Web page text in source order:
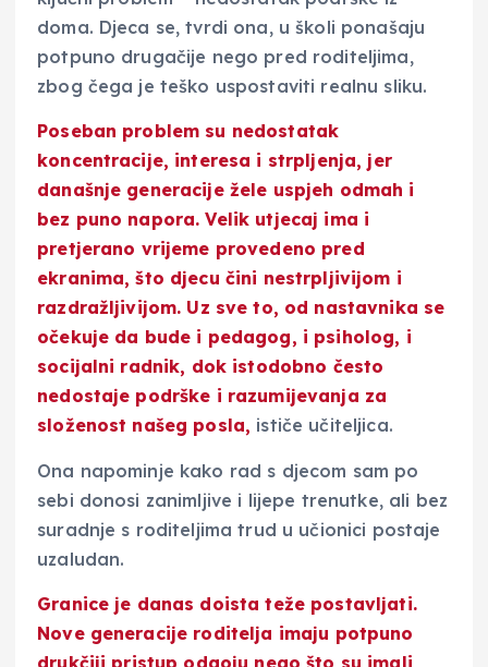
doma. Djeca se, tvrdi ona, u školi ponašaju
potpuno drugačije nego pred roditeljima,
zbog čega je teško uspostaviti realnu sliku.
Poseban problem su nedostatak
koncentracije, interesa i strpljenja, jer
današnje generacije žele uspjeh odmah i
bez puno napora. Velik utjecaj ima i
pretjerano vrijeme provedeno pred
ekranima, što djecu čini nestrpljivijom i
razdražljivijom. Uz sve to, od nastavnika se
očekuje da bude i pedagog, i psiholog, i
socijalni radnik, dok istodobno često
nedostaje podrške i razumijevanja za
složenost našeg posla, ističe učiteljica.
Ona napominje kako rad s djecom sam po
sebi donosi zanimljive i lijepe trenutke, ali bez
suradnje s roditeljima trud u učionici postaje
uzaludan.
Granice je danas doista teže postavljati.
Nove generacije roditelja imaju potpuno
drukčiji pristup odgoju nego što su imali